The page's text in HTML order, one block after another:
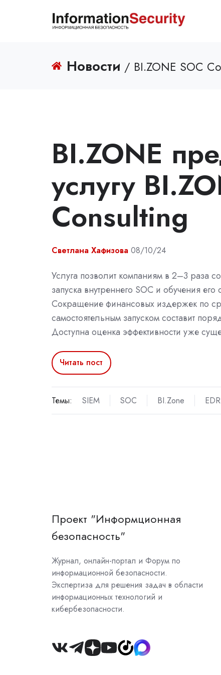
Новости / BI.ZONE SOC
BI.ZONE
услугу
Consulting
Светлана Хафизова 08/10/24
Услуга позволит компаниям в 2–3 раза
запуска внутреннего SOC и обучения его
Сокращение финансовых издержек по
самостоятельным запуском составит
Доступна оценка эффективности уже
Читать пост
Темы: SIEM SOC BI.Zone EDR
Проект "Информционная
безопасность"
Журнал, онлайн-портал и Форум по
информационной безопасности.
Экспертиза для решения задач в области
информационных технологий и
кибербезопасности.
Join